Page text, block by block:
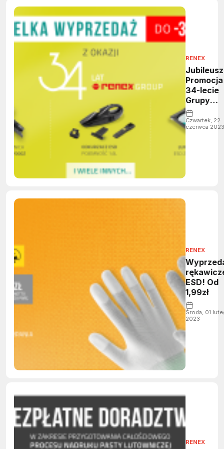
RENEX
34-lecie
Grupy
RENEX:
do 34%
wybrane
Czwartek, 22
czerwca 2023
RENEX
ESD! Od
1,99zł
Środa, 01
2023
RENEX